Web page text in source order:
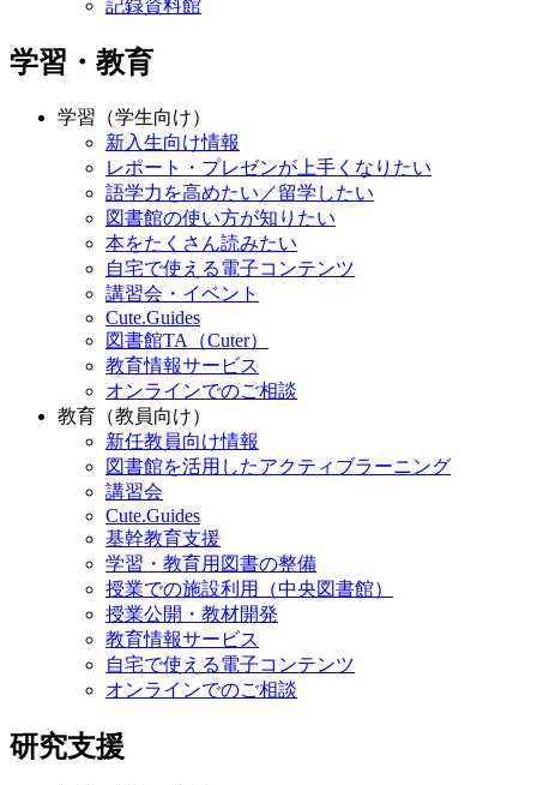
新入生向け情報
語学力を高めたい／留学したい
図書館の使い方が知りたい
本をたくさん読みたい
自宅で使える電子コンテンツ
講習会・イベント
Cute.Guides
図書館TA（Cuter）
教育情報サービス
オンラインでのご相談
教育（教員向け）
新任教員向け情報
図書館を活用したアクティブラーニング
講習会
Cute.Guides
基幹教育支援
学習・教育用図書の整備
授業での施設利用（中央図書館）
授業公開・教材開発
教育情報サービス
自宅で使える電子コンテンツ
オンラインでのご相談
研究支援
研究費での購入